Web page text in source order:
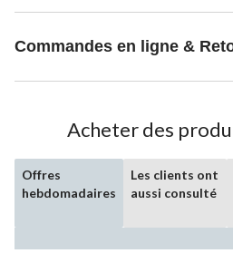
Commandes en ligne &
Acheter des
Offres
hebdomadaires
Les clients ont
aussi consulté